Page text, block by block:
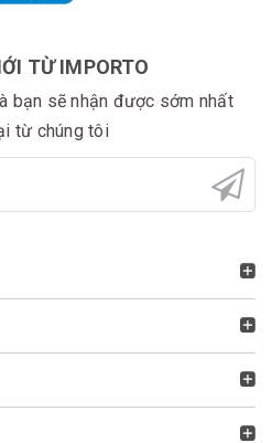
TỪ IMPORTO
bạn sẽ nhận được sớm nhất
từ chúng tôi